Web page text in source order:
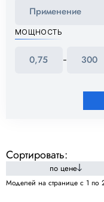
МОЩНОСТЬ
-
Сортировать:
по цене
Моделей на странице c 1 по